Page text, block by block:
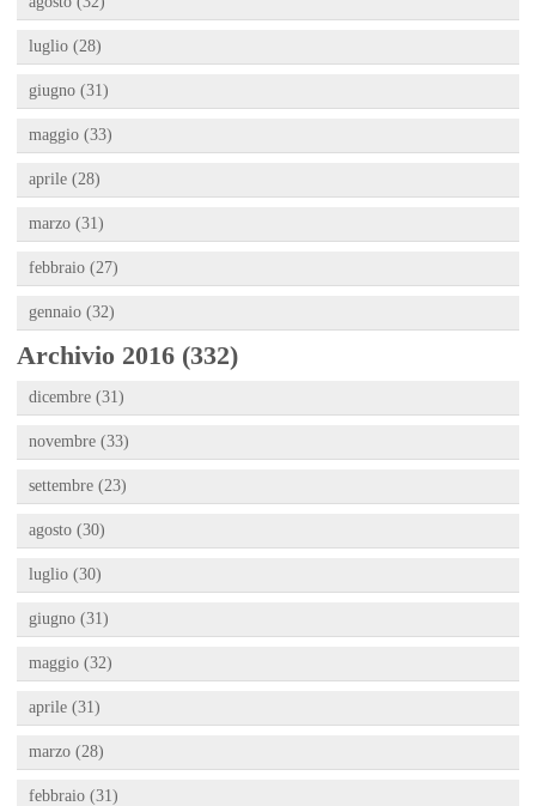
luglio (28)
giugno (31)
maggio (33)
aprile (28)
marzo (31)
febbraio (27)
gennaio (32)
Archivio 2016 (332)
dicembre (31)
novembre (33)
settembre (23)
agosto (30)
luglio (30)
giugno (31)
maggio (32)
aprile (31)
marzo (28)
febbraio (31)